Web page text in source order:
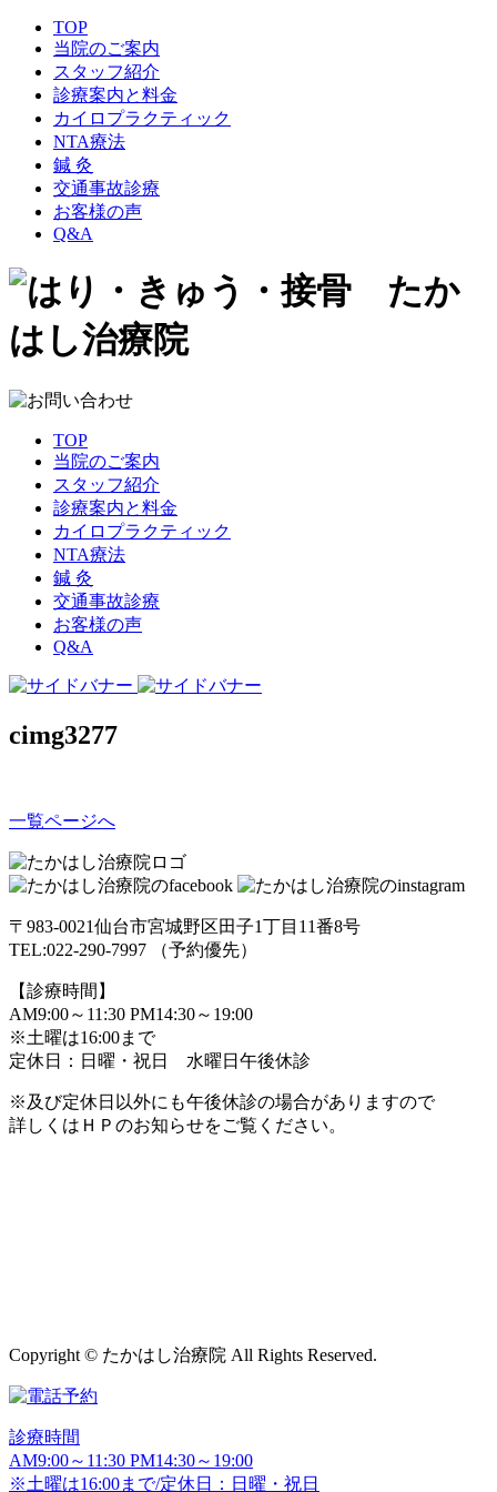
TOP
当院のご案内
スタッフ紹介
診療案内と料金
カイロプラクティック
NTA療法
鍼 灸
交通事故診療
お客様の声
Q&A
TOP
当院のご案内
スタッフ紹介
診療案内と料金
カイロプラクティック
NTA療法
鍼 灸
交通事故診療
お客様の声
Q&A
cimg3277
一覧ページへ
〒983-0021仙台市宮城野区田子1丁目11番8号
TEL:022-290-7997 （予約優先）
【診療時間】
AM9:00～11:30 PM14:30～19:00
※土曜は16:00まで
定休日：日曜・祝日 水曜日午後休診
※及び定休日以外にも午後休診の場合がありますので
詳しくはＨＰのお知らせをご覧ください。
Copyright © たかはし治療院 All Rights Reserved.
診療時間
AM9:00～11:30 PM14:30～19:00
※土曜は16:00まで/定休日：日曜・祝日